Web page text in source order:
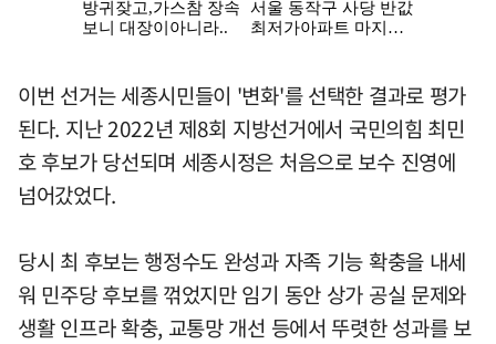
이번 선거는 세종시민들이 '변화'를 선택한 결과로 평가
된다. 지난 2022년 제8회 지방선거에서 국민의힘 최민
호 후보가 당선되며 세종시정은 처음으로 보수 진영에
넘어갔었다.
당시 최 후보는 행정수도 완성과 자족 기능 확충을 내세
워 민주당 후보를 꺾었지만 임기 동안 상가 공실 문제와
생활 인프라 확충, 교통망 개선 등에서 뚜렷한 성과를 보